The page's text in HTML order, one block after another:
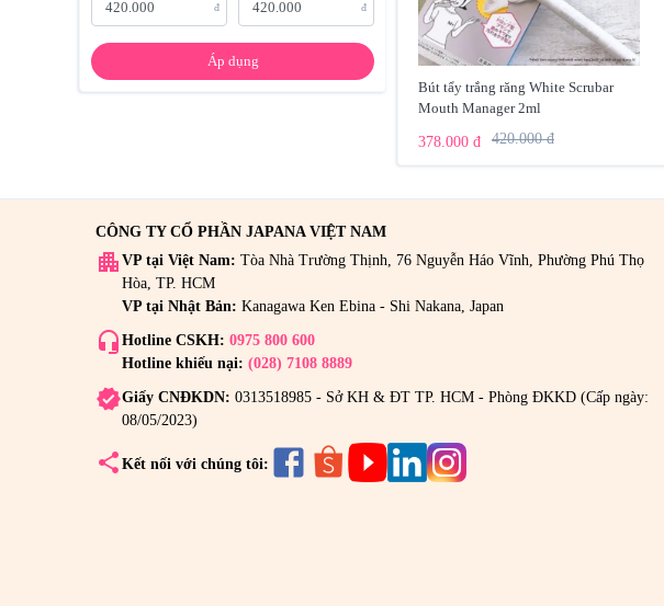
đ đ
Áp dụng
Bút tẩy trắng răng White Scrubar
Mouth Manager 2ml
378.000 đ 420.000 đ
CÔNG TY CỔ PHẦN JAPANA VIỆT NAM
apartment VP tại Việt Nam: Tòa Nhà Trường Thịnh, 76 Nguyễn Háo Vĩnh, Phường Phú Thọ
Hòa, TP. HCM
VP tại Nhật Bản: Kanagawa Ken Ebina - Shi Nakana, Japan
headset_mic Hotline CSKH: 0975 800 600
Hotline khiếu nại: (028) 7108 8889
verifiedGiấy CNĐKDN: 0313518985 - Sở KH & ĐT TP. HCM - Phòng ĐKKD (Cấp ngày:
08/05/2023)
share Kết nối với chúng tôi: